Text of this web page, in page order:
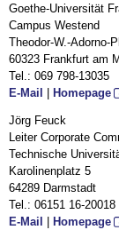
Goethe-Universität
Campus Westend
Theodor-W.-Adorno-
60323 Frankfurt am
Tel.: 069 798-13035
E-Mail | Homepage
Jörg Feuck
Leiter Corporate
Technische
Karolinenplatz 5
64289 Darmstadt
Tel.: 06151 16-20018
E-Mail
Homepage